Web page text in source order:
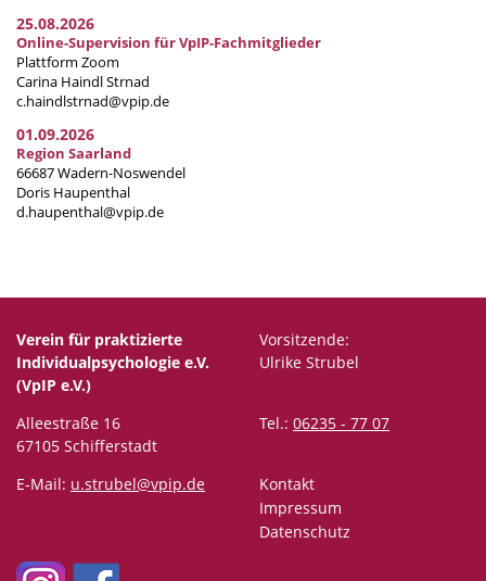
25.08.2026
Online-Supervision für VpIP-Fachmitglieder
Plattform Zoom
Carina Haindl Strnad
c.haindlstrnad@vpip.de
01.09.2026
Region Saarland
66687 Wadern-Noswendel
Doris Haupenthal
d.haupenthal@vpip.de
Verein für praktizierte
Individualpsychologie e.V.
(VpIP e.V.)
Vorsitzende:
Ulrike Strubel
Alleestraße 16
67105 Schifferstadt
Tel.: 06235 - 77 07
E-Mail: u.strubel@vpip.de
Kontakt
Impressum
Datenschutz